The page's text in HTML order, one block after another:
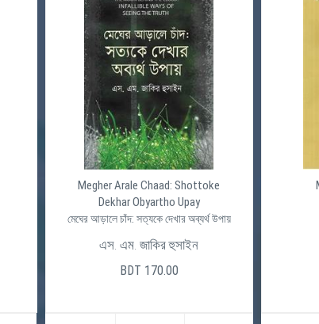
Megher Arale Chaad: Shottoke
Dekhar Obyartho Upay
মেঘের আড়ালে চাঁদ: সত্যকে দেখার অব্যর্থ উপায়
এস. এম. জাকির হুসাইন
BDT 170.00